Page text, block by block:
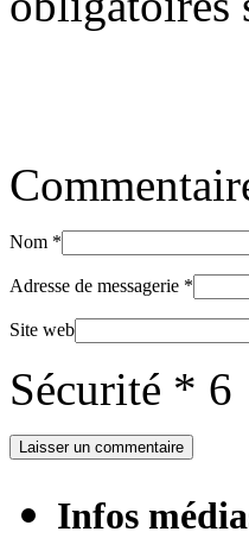
Nom *
Adresse de messagerie *
Site web
Sécurité * 6
Infos